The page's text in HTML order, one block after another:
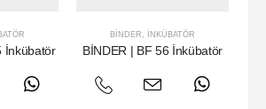
İnkübatör
BINDER , İNKÜBATÖR
BİNDER | BF 56 İnkübatör